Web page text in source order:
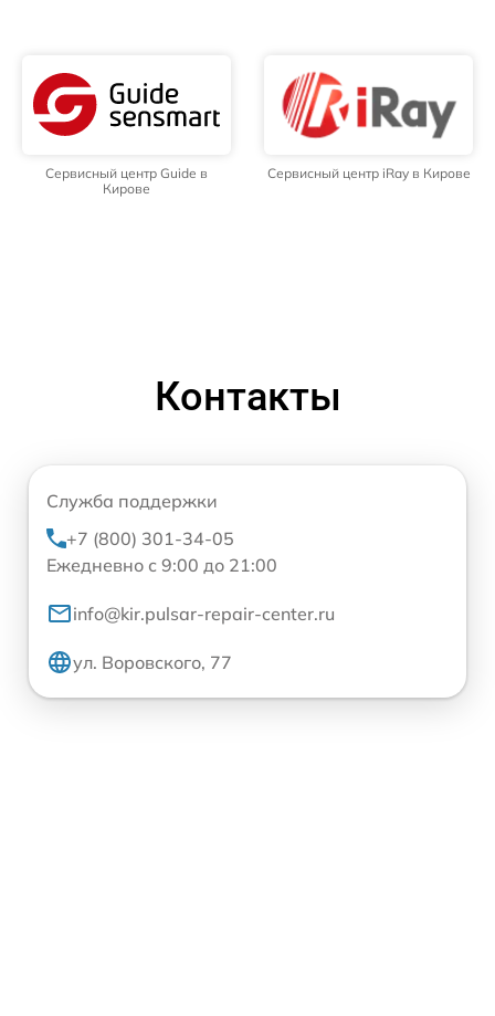
Сервисный центр Guide в
Кирове
Сервисный центр iRay в Кирове
Контакты
Служба поддержки
+7 (800) 301-34-05
Ежедневно с 9:00 до 21:00
info@kir.pulsar-repair-center.ru
ул. Воровского, 77